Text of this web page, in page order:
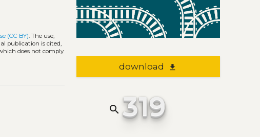
(CC BY). The use,
publication is cited,
does not comply
download file_download
search 319